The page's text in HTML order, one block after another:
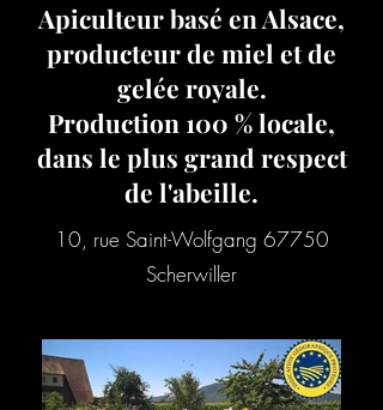
Apiculteur basé en Alsace,
producteur de miel et de
gelée royale.
Production 100 % locale,
dans le plus grand respect
de l'abeille.
10, rue Saint-Wolfgang 67750
Scherwiller